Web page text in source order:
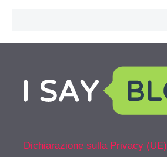
Dichiarazione sulla Privacy (UE)